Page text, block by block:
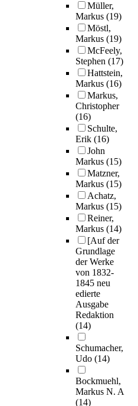
Müller,
Markus (19)
Möstl,
Markus (19)
McFeely,
Stephen (17)
Hattstein,
Markus (16)
Markus,
Christopher
(16)
Schulte,
Erik (16)
John
Markus (15)
Matzner,
Markus (15)
Achatz,
Markus (15)
Reiner,
Markus (14)
[Auf der
Grundlage
der Werke
von 1832-
1845 neu
edierte
Ausgabe
Redaktion
(14)
Schumacher,
Udo (14)
Bockmuehl,
Markus N. A
(14)